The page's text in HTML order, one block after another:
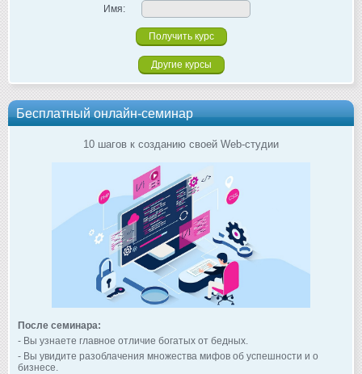
Имя:
Другие курсы
Бесплатный онлайн-семинар
10 шагов к созданию своей Web-студии
После семинара:
- Вы узнаете главное отличие богатых от бедных.
- Вы увидите разоблачения множества мифов об успешности и о
бизнесе.